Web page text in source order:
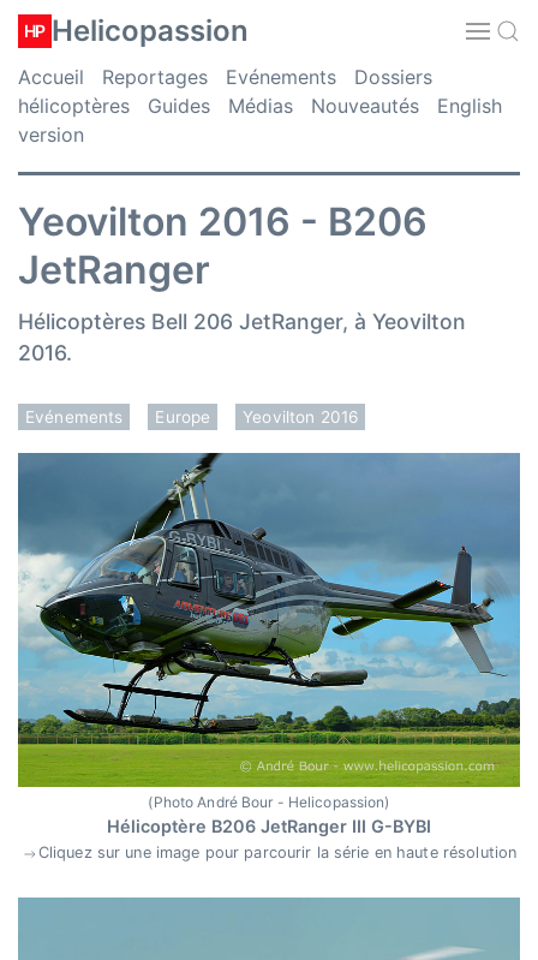
HP Helicopassion
Accueil Reportages Evénements
Dossiers
hélicoptères
Guides Médias Nouveautés
English
version
Yeovilton 2016 - B206
JetRanger
Hélicoptères Bell 206 JetRanger, à Yeovilton
2016.
Evénements Europe Yeovilton 2016
(Photo André Bour - Helicopassion)
Hélicoptère B206 JetRanger III G-BYBI
Cliquez sur une image pour parcourir la série en haute résolution